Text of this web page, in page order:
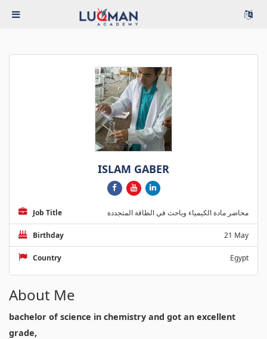
ISLAM GABER
Job Title محاضر مادة الكيمياء وباحث في الطاقة المتجددة
Birthday 21 May
Country Egypt
About Me
bachelor of science in chemistry and got an excellent
grade,